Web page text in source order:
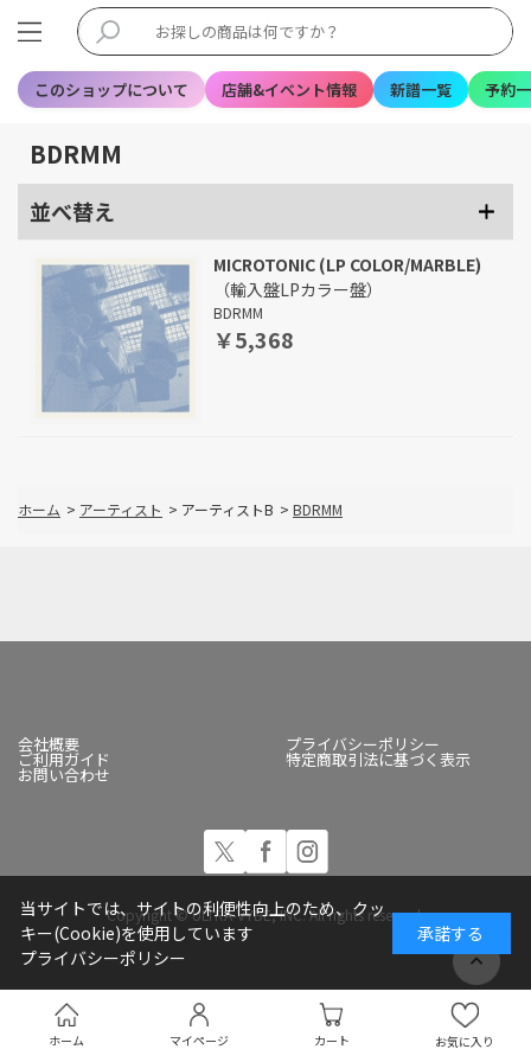
このショップについて 店舗&イベント情報 新譜一覧 予約
ホーム マイページ カート お気に入り
BDRMM
並べ替え
MICROTONIC (LP COLOR/MARBLE)
（輸入盤LPカラー盤）
BDRMM
￥5,368
ホーム > アーティスト > アーティストB > BDRMM
会社概要 プライバシーポリシー
ご利用ガイド 特定商取引法に基づく表示
お問い合わせ
Copyright © ULTRA-VYBE, INC. All rights reserved.
当サイトでは、サイトの利便性向上のため、クッ
キー(Cookie)を使用しています
プライバシーポリシー
承諾する